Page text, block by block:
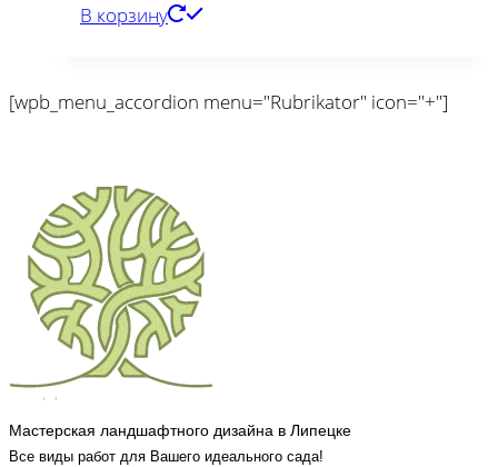
В корзину
[wpb_menu_accordion menu="Rubrikator" icon="+"]
Мастерская ландшафтного дизайна в Липецке
Все виды работ для Вашего идеального сада!